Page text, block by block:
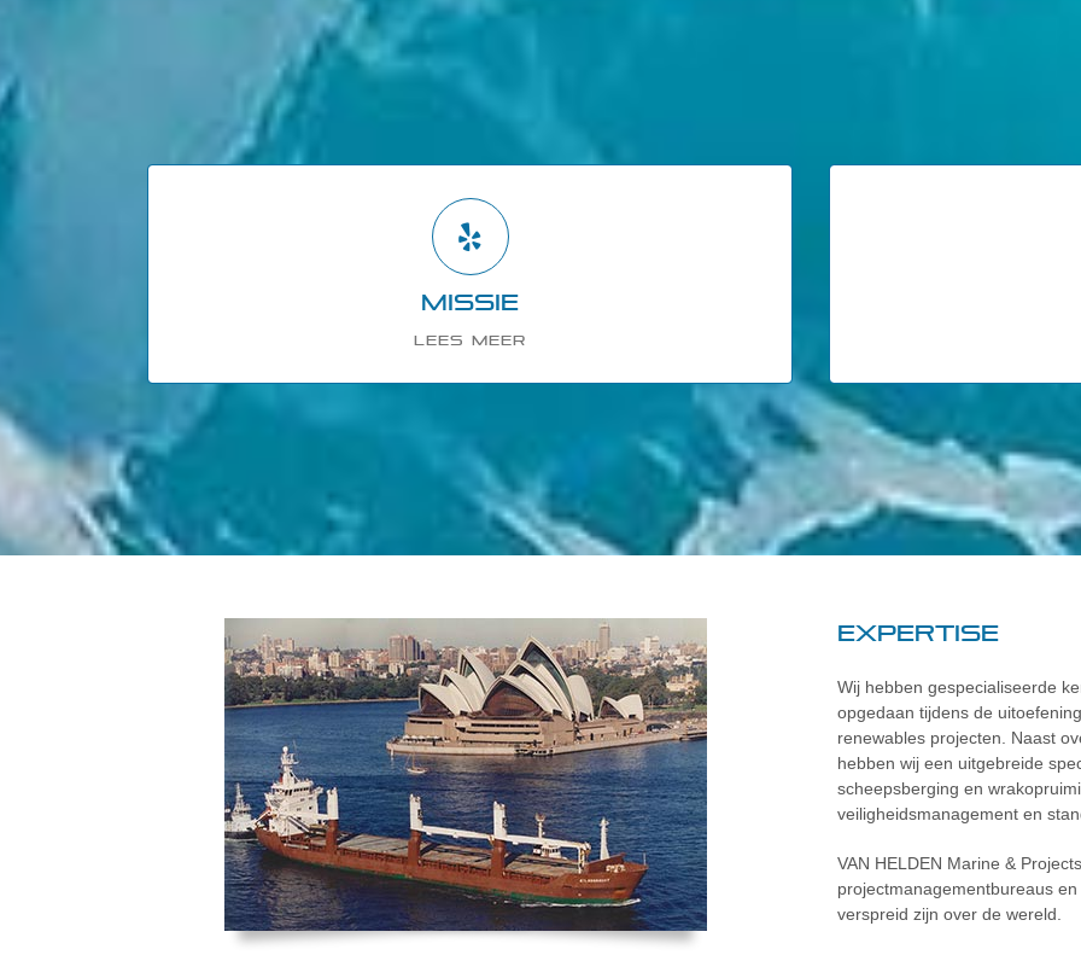
Missie
LEES MEER
MISSIE
Wij zijn een betrouwbaar professioneel bedrijf met een excellente reputatie en
leveren wereldwijd diensten op hoog niveau.
Wij geven op consistente
klanten binnen de
Expertise
Wij hebben gespecialiseerde
opgedaan tijdens de
renewables projecten. Naast
hebben wij een uitgebreide
scheepsberging en
veiligheidsmanagement en
VAN HELDEN Marine &
projectmanagementbureaus
verspreid zijn over de wereld.